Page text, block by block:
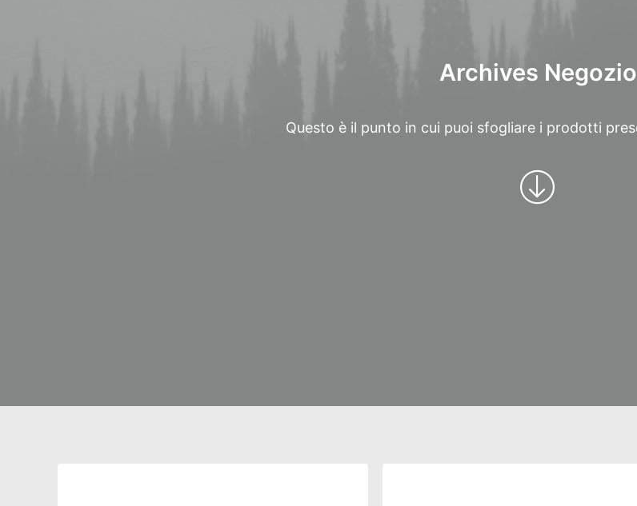
Archives Negozio
Questo è il punto in cui puoi sfogliare i prodotti